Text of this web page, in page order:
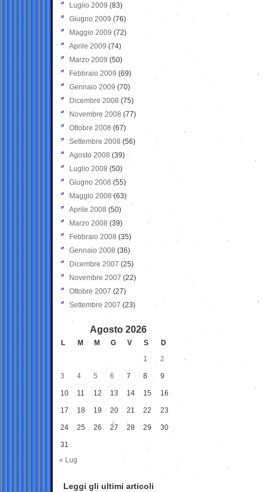
Luglio 2009 (83)
Giugno 2009 (76)
Maggio 2009 (72)
Aprile 2009 (74)
Marzo 2009 (50)
Febbraio 2009 (69)
Gennaio 2009 (70)
Dicembre 2008 (75)
Novembre 2008 (77)
Ottobre 2008 (67)
Settembre 2008 (56)
Agosto 2008 (39)
Luglio 2008 (50)
Giugno 2008 (55)
Maggio 2008(63)
Aprile 2008 (50)
Marzo 2008 (39)
Febbraio 2008 (35)
Gennaio 2008 (36)
Dicembre 2007 (25)
Novembre 2007 (22)
Ottobre 2007 (27)
Settembre 2007 (23)
Agosto 2026
L M M G V S
D
1
2
3 4 5 6 7 8 9
10 11 12 13 14 15 16
17 18 19 20 21 22 23
24 25 26 27 28 29 30
31
« Lug
Leggi gli ultimi articoli